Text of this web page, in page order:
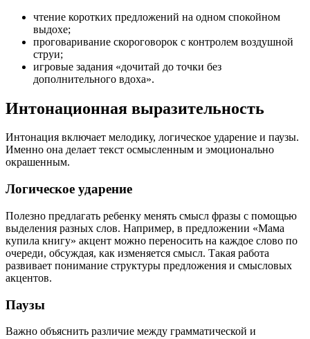
чтение коротких предложений на одном спокойном
выдохе;
проговаривание скороговорок с контролем воздушной
струи;
игровые задания «дочитай до точки без
дополнительного вдоха».
Интонационная выразительность
Интонация включает мелодику, логическое ударение и паузы.
Именно она делает текст осмысленным и эмоционально
окрашенным.
Логическое ударение
Полезно предлагать ребенку менять смысл фразы с помощью
выделения разных слов. Например, в предложении «Мама
купила книгу» акцент можно переносить на каждое слово по
очереди, обсуждая, как изменяется смысл. Такая работа
развивает понимание структуры предложения и смысловых
акцентов.
Паузы
Важно объяснить различие между грамматической и